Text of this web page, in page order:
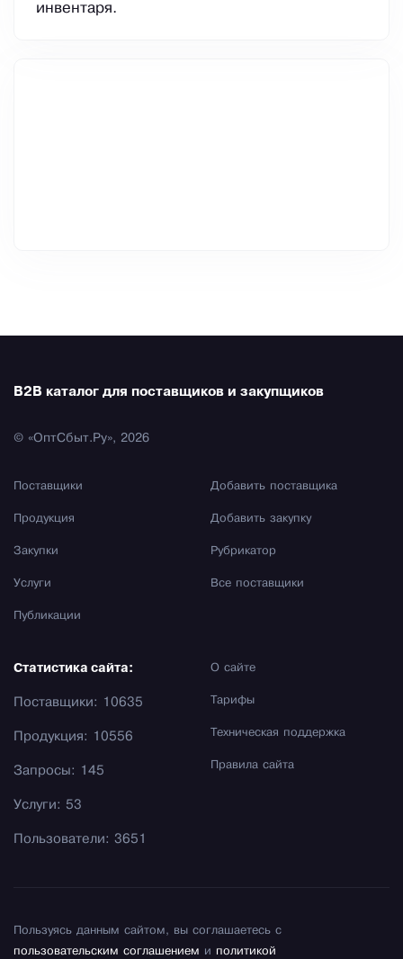
инвентаря.
B2B каталог для поставщиков и закупщиков
© «ОптСбыт.Ру», 2026
Поставщики
Продукция
Закупки
Услуги
Публикации
Добавить поставщика
Добавить закупку
Рубрикатор
Все поставщики
О сайте
Тарифы
Техническая поддержка
Правила сайта
Статистика сайта:
Поставщики: 10635
Продукция: 10556
Запросы: 145
Услуги: 53
Пользователи: 3651
Пользуясь данным сайтом, вы соглашаетесь с
пользовательским соглашением и политикой